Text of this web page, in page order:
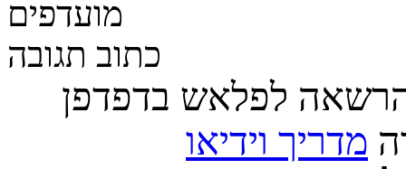
מועדפים
כתוב תגובה
לפלאש בדפדפן
מדריך וידיאו